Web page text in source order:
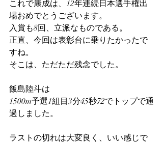
これで康成は、12年連続日本選手権出
場おめでとうございます。
入賞も8回、立派なものである。
正直、今回は表彰台に乗りたかったで
すね。
そこは、ただただ残念でした。
飯島陸斗は
1500m予選1組目3分45秒72でトップで通
過しました。
ラストの切れは大変良く、いい感じで